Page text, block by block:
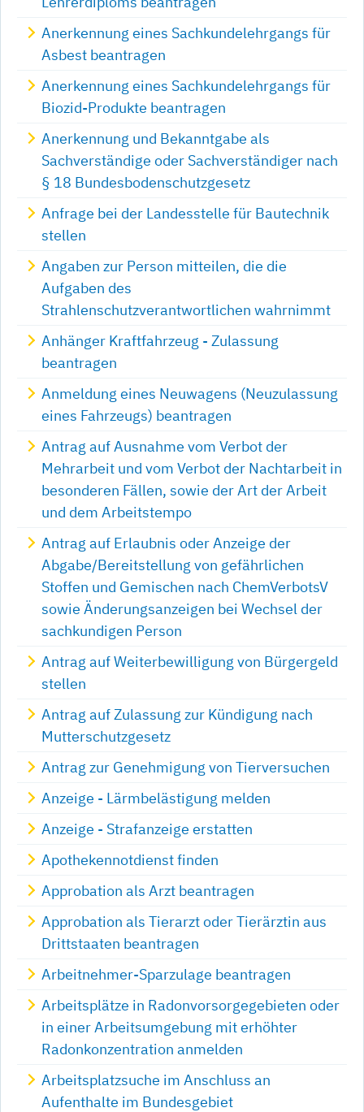
Anerkennung eines Sachkundelehrgangs für
Asbest beantragen
Anerkennung eines Sachkundelehrgangs für
Biozid-Produkte beantragen
Anerkennung und Bekanntgabe als
Sachverständige oder Sachverständiger nach
§ 18 Bundesbodenschutzgesetz
Anfrage bei der Landesstelle für Bautechnik
stellen
Angaben zur Person mitteilen, die die
Aufgaben des
Strahlenschutzverantwortlichen wahrnimmt
Anhänger Kraftfahrzeug - Zulassung
beantragen
Anmeldung eines Neuwagens (Neuzulassung
eines Fahrzeugs) beantragen
Antrag auf Ausnahme vom Verbot der
Mehrarbeit und vom Verbot der Nachtarbeit in
besonderen Fällen, sowie der Art der Arbeit
und dem Arbeitstempo
Antrag auf Erlaubnis oder Anzeige der
Abgabe/Bereitstellung von gefährlichen
Stoffen und Gemischen nach ChemVerbotsV
sowie Änderungsanzeigen bei Wechsel der
sachkundigen Person
Antrag auf Weiterbewilligung von Bürgergeld
stellen
Antrag auf Zulassung zur Kündigung nach
Mutterschutzgesetz
Antrag zur Genehmigung von Tierversuchen
Anzeige - Lärmbelästigung melden
Anzeige - Strafanzeige erstatten
Apothekennotdienst finden
Approbation als Arzt beantragen
Approbation als Tierarzt oder Tierärztin aus
Drittstaaten beantragen
Arbeitnehmer-Sparzulage beantragen
Arbeitsplätze in Radonvorsorgegebieten oder
in einer Arbeitsumgebung mit erhöhter
Radonkonzentration anmelden
Arbeitsplatzsuche im Anschluss an
Aufenthalte im Bundesgebiet